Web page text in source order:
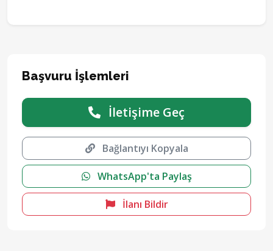
Başvuru İşlemleri
İletişime Geç
Bağlantıyı Kopyala
WhatsApp'ta Paylaş
İlanı Bildir